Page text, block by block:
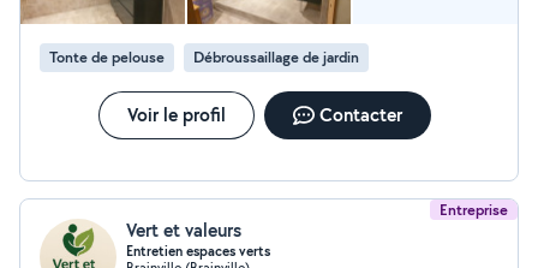
Tonte de pelouse Débroussaillage de jardin
Voir le profil Contacter
Entreprise
Vert et valeurs
Entretien espaces verts